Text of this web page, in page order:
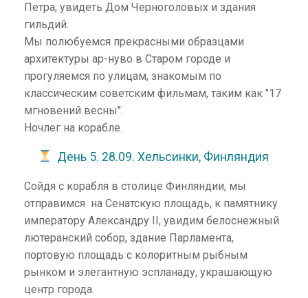
Петра, увидеть Дом Черноголовых и здания
гильдий.
Мы полюбуемся прекрасными образцами
архитектуры ар-нуво в Старом городе и
прогуляемся по улицам, знакомым по
классическим советским фильмам, таким как "17
мгновений весны".
Ночлег на корабле.
День 5. 28.09. Хельсинки, Финляндия
Сойдя с корабля в столице Финляндии, мы
отправимся на Сенатскую площадь, к памятнику
императору Александру II, увидим белоснежный
лютеранский собор, здание Парламента,
портовую площадь с колоритным рыбным
рынком и элегантную эспланаду, украшающую
центр города.